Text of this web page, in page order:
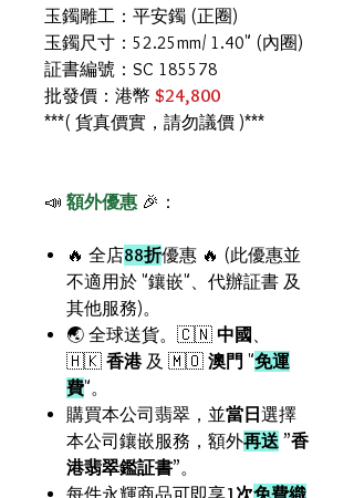
玉鐲雕工：平安鐲 (正圈)
玉鐲尺寸：52.25mm/ 1.40" (內圈)
証書編號：SC 185578
批發價：港幣 $24,800
***( 貨真價實，請勿議價 )***
📣 額外優惠 🎉：
🔥 全店88折優惠 🔥 (此優惠並
不適用於 "鑲嵌"、代辦証書 及
其他服務)。
🌏 全球送貨。🇨🇳 中國 、
🇭🇰 香港及 🇲🇴 澳門 "免運
費"。
購買本公司翡翠，並當日 選擇
本公司鑲嵌服務，額外再送 ”香
港翡翠鑑証書”。